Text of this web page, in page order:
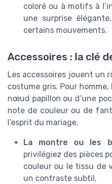
coloré ou à motifs à
une surprise
certains mouvements.
Accessoires : la clé
Les accessoires jouent un
costume gris. Pour homme,
nœud papillon ou d’une
note de couleur ou de
l’esprit du mariage.
La montre ou les
privilégiez des pièces
couleur ou le tissu de
un contraste subtil.